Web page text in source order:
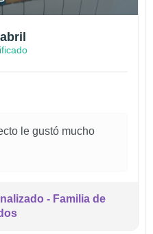
le gustó mucho
- Familia de